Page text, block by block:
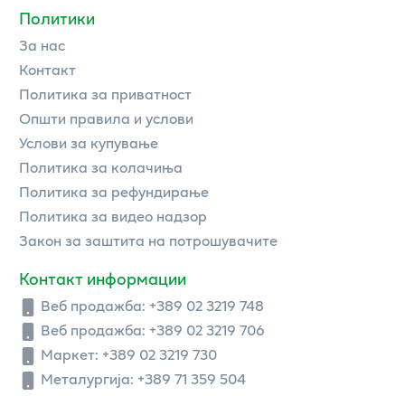
Политики
За нас
Контакт
Политика за приватност
Општи правила и услови
Услови за купување
Политика за колачиња
Политика за рефундирање
Политика за видео надзор
Закон за заштита на потрошувачите
Контакт информации
Веб продажба: +389 02 3219 748
Веб продажба: +389 02 3219 706
Маркет: +389 02 3219 730
Металургија: +389 71 359 504